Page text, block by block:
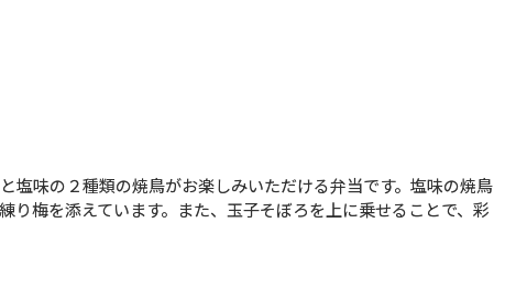
塩味の２種類の焼鳥がお楽しみいただける弁当です。塩味の焼鳥
り梅を添えています。また、玉子そぼろを上に乗せることで、彩